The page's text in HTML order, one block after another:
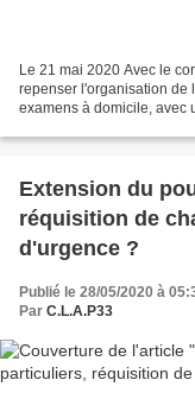
Le 21 mai 2020 Avec le
repenser l'organisation de
examens à domicile, avec
Extension du
réquisition de
d'urgence ?
Publié le 28/05/2020 à
Par C.L.A.P33